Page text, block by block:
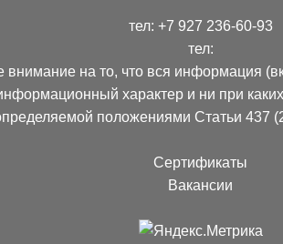
тел: +7 927 236-60-93
тел:
на то, что вся информация
характер и ни при
положениями Статьи 437
Сертификаты
Вакансии